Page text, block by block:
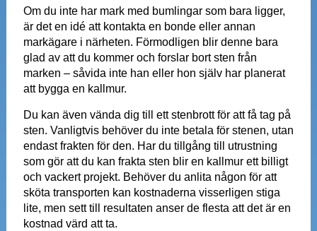
Om du inte har mark med bumlingar som bara ligger,
är det en idé att kontakta en bonde eller annan
markägare i närheten. Förmodligen blir denne bara
glad av att du kommer och forslar bort sten från
marken – såvida inte han eller hon själv har planerat
att bygga en kallmur.
Du kan även vända dig till ett stenbrott för att få tag på
sten. Vanligtvis behöver du inte betala för stenen, utan
endast frakten för den. Har du tillgång till utrustning
som gör att du kan frakta sten blir en kallmur ett billigt
och vackert projekt. Behöver du anlita någon för att
sköta transporten kan kostnaderna visserligen stiga
lite, men sett till resultaten anser de flesta att det är en
kostnad värd att ta.